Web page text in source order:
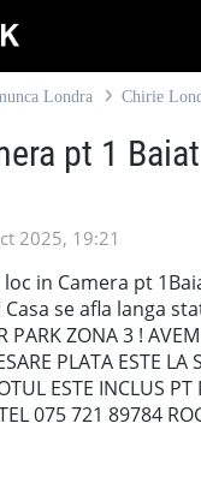
Londra Chirie
pt 1
2025, 19:21
in Camera pt
se afla langa
ZONA 3 !
PLATA ESTE LA
ESTE INCLUS
075 721 89784